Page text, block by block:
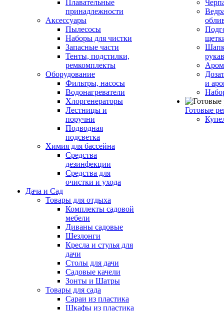
Плавательные
принадлежности
Аксессуары
Пылесосы
Наборы для чистки
Запасные части
Тенты, подстилки,
ремкомплекты
Оборудование
Фильтры, насосы
Водонагреватели
Хлоргенераторы
Лестницы и
поручни
Подводная
подсветка
Химия для бассейна
Средства
дезинфекции
Средства для
очистки и ухода
Дача и Сад
Товары для отдыха
Комплекты садовой
мебели
Диваны садовые
Шезлонги
Кресла и стулья для
дачи
Столы для дачи
Садовые качели
Зонты и Шатры
Товары для сада
Сараи из пластика
Шкафы из пластика
и
Готовые